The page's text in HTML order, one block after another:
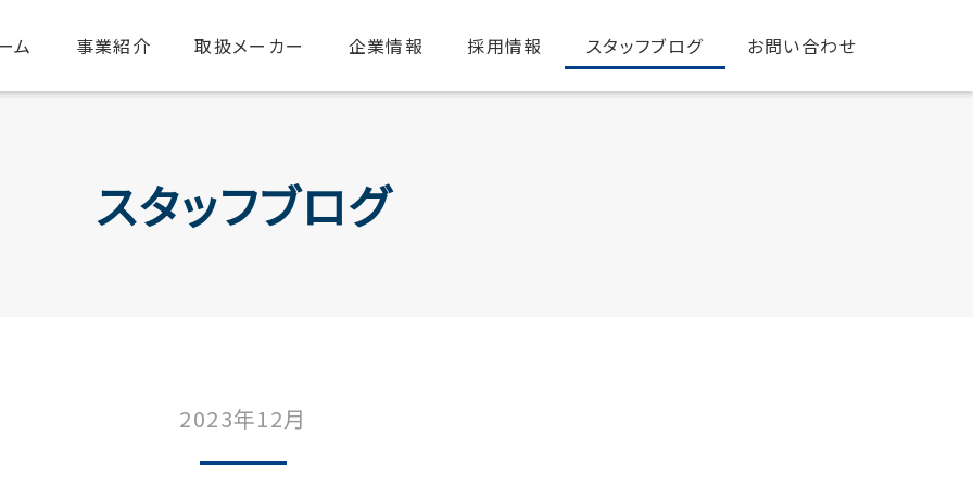
ム 事業紹介 取扱メーカー 企業情報 採用情報 スタッフブログ お問い合わせ
スタッフブログ
2023年12月